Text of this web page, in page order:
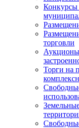
Конкурсы
торговли
Аукционы
Торги на